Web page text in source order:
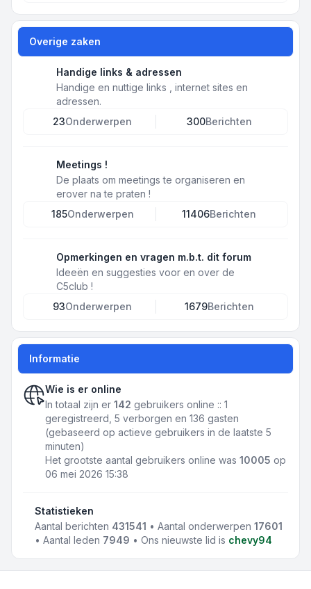
Overige zaken
Handige links & adressen
Handige en nuttige links , internet sites en
adressen.
23Onderwerpen 300Berichten
Meetings !
De plaats om meetings te organiseren en
erover na te praten !
185Onderwerpen 11406Berichten
Opmerkingen en vragen m.b.t. dit forum
Ideeën en suggesties voor en over de
C5club !
93Onderwerpen 1679Berichten
Informatie
Wie is er online
In totaal zijn er 142 gebruikers online :: 1
geregistreerd, 5 verborgen en 136 gasten
(gebaseerd op actieve gebruikers in de laatste 5
minuten)
Het grootste aantal gebruikers online was 10005 op
06 mei 2026 15:38
Statistieken
Aantal berichten 431541 • Aantal onderwerpen 17601
• Aantal leden 7949 • Ons nieuwste lid is chevy94